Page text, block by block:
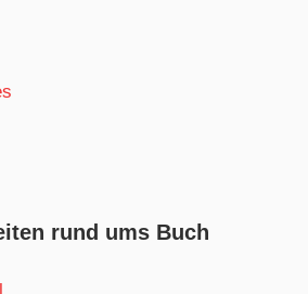
rund ums Buch